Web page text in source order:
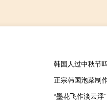
韩国人过中秋节
正宗韩国泡菜制
“墨花飞作淡云浮